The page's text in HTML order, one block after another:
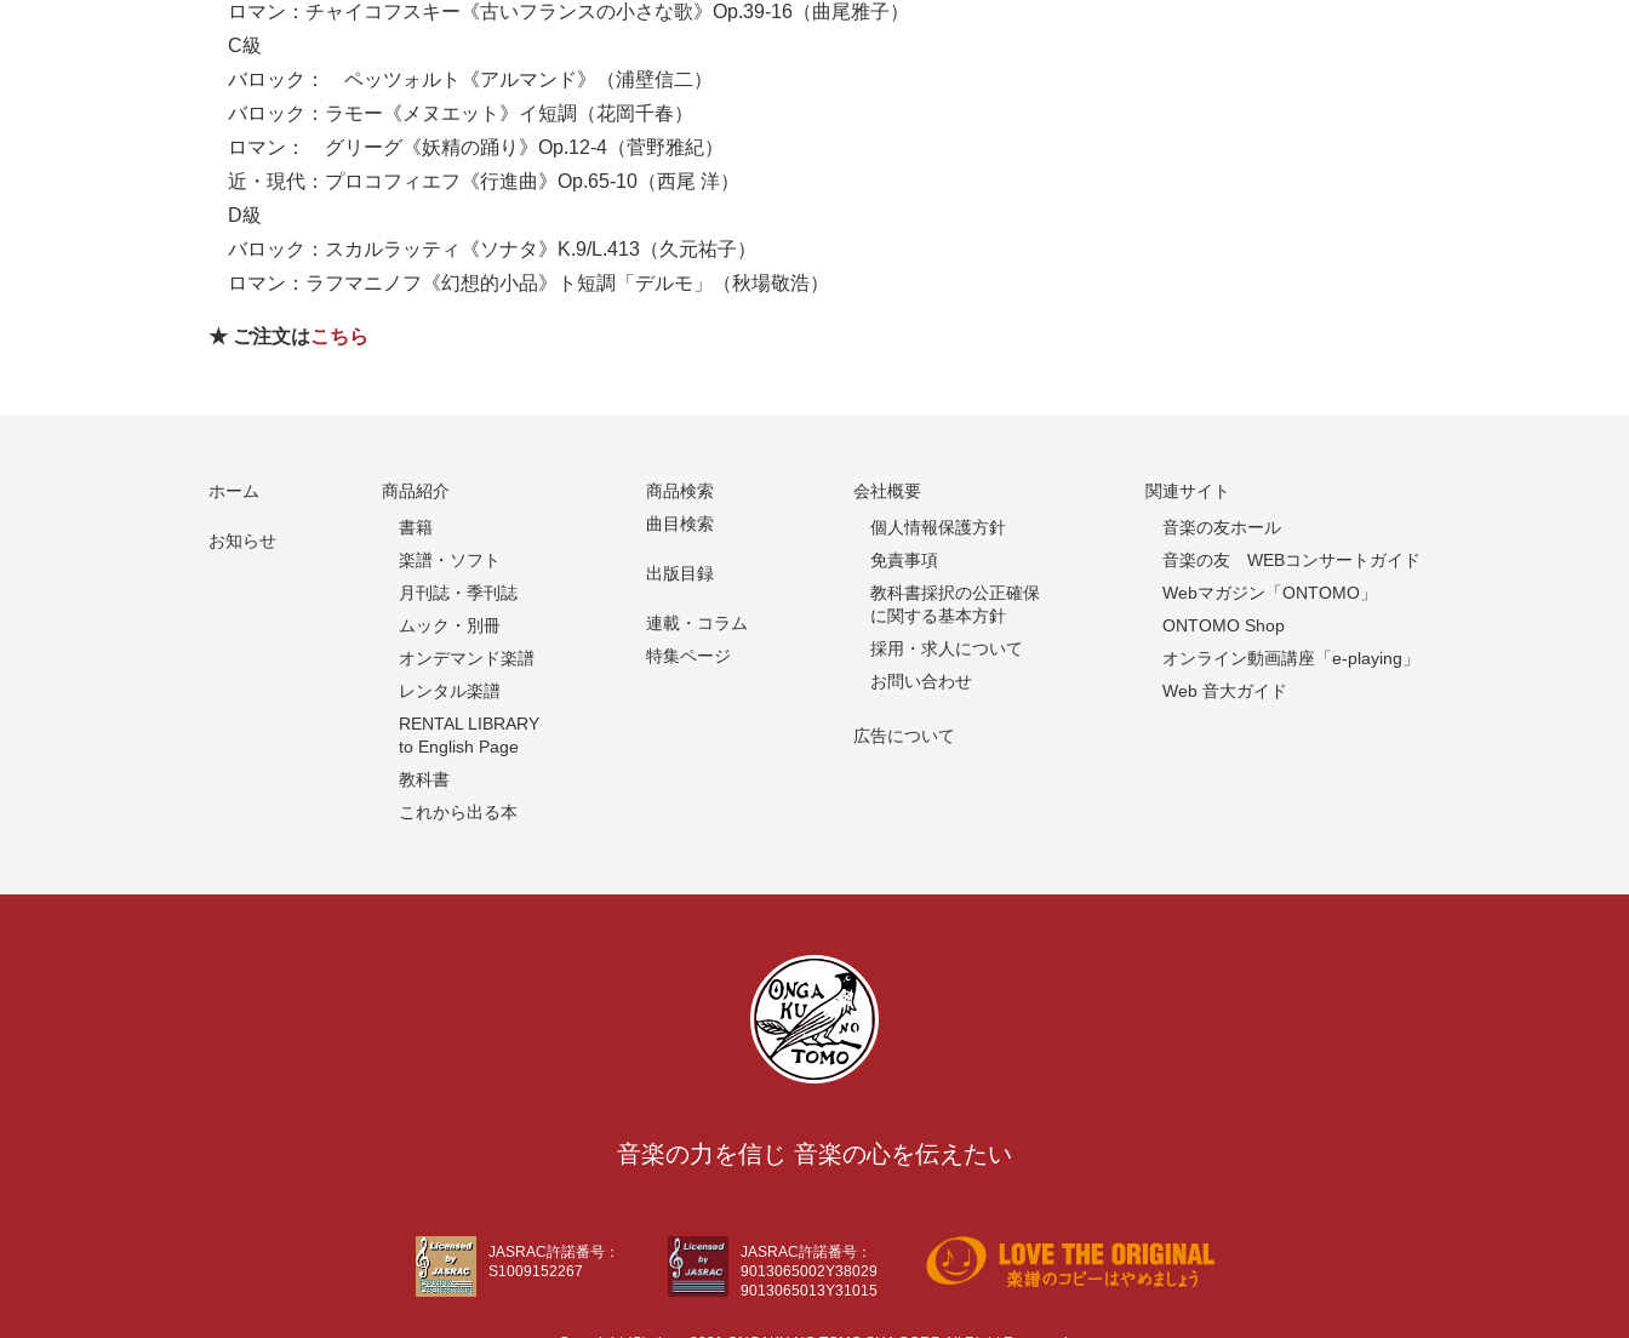
ロマン：チャイコフスキー《古いフランスの小さな歌》Op.39-16（曲尾雅子）
C級
バロック： ペッツォルト《アルマンド》（浦壁信二）
バロック：ラモー《メヌエット》イ短調（花岡千春）
ロマン： グリーグ《妖精の踊り》Op.12-4（菅野雅紀）
近・現代：プロコフィエフ《行進曲》Op.65-10（西尾 洋）
D級
バロック：スカルラッティ《ソナタ》K.9/L.413（久元祐子）
ロマン：ラフマニノフ《幻想的小品》ト短調「デルモ」（秋場敬浩）
★ ご注文はこちら
ホーム
お知らせ
商品紹介
書籍
楽譜・ソフト
月刊誌・季刊誌
ムック・別冊
オンデマンド楽譜
レンタル楽譜
RENTAL LIBRARY
to English Page
教科書
これから出る本
商品検索
曲目検索
出版目録
連載・コラム
特集ページ
会社概要
個人情報保護方針
免責事項
教科書採択の公正確保
に関する基本方針
採用・求人について
お問い合わせ
広告について
関連サイト
音楽の友ホール
音楽の友 WEBコンサートガイド
Webマガジン「ONTOMO」
ONTOMO Shop
オンライン動画講座「e-playing」
Web 音大ガイド
音楽の力を信じ 音楽の心を伝えたい
JASRAC許諾番号：
S1009152267
JASRAC許諾番号：
9013065002Y38029
9013065013Y31015